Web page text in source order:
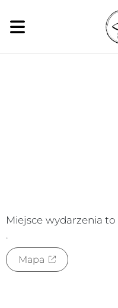
Miejsce wydarzenia to
.
Mapa